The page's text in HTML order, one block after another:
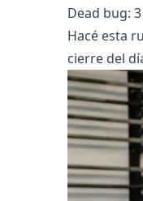
Dead bug:
Hacé esta
cierre del